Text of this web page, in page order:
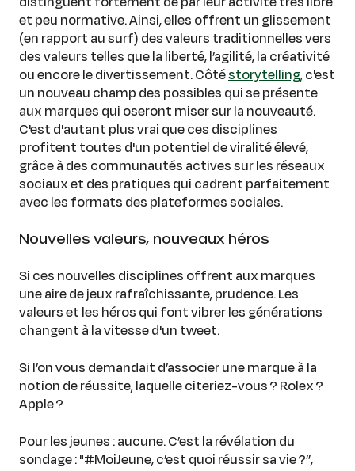
et peu normative. Ainsi, elles offrent un glissement
(en rapport au surf) des valeurs traditionnelles vers
des valeurs telles que la liberté, l’agilité, la créativité
ou encore le divertissement. Côtéstorytelling,c'est
un nouveau champ des possibles qui se présente
aux marques qui oseront miser sur la nouveauté.
C'est d'autant plus vrai que ces disciplines
profitent toutes d'un potentiel de viralité élevé,
grâce à des communautés actives sur les réseaux
sociaux et des pratiques qui cadrent parfaitement
avec les formats des plateformes sociales.
Nouvelles valeurs, nouveaux héros
Si ces nouvelles disciplines offrent aux marques
une aire de jeux rafraîchissante, prudence. Les
valeurs et les héros qui font vibrer les générations
changent à la vitesse d'un tweet.
Si l’on vous demandait d’associer une marque à la
notion de réussite, laquelle citeriez-vous ? Rolex ?
Apple ?
Pour les jeunes : aucune. C’est la révélation du
sondage : "#MoiJeune, c’est quoi réussir sa vie ?”,